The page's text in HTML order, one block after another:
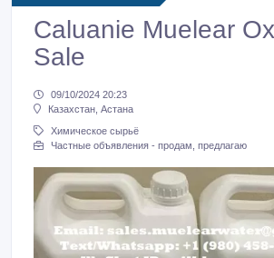
Caluanie Muelear
Sale
09/10/2024 20:23
Казахстан, Астана
Химическое сырьё
Частные объявления - продам, предлагаю